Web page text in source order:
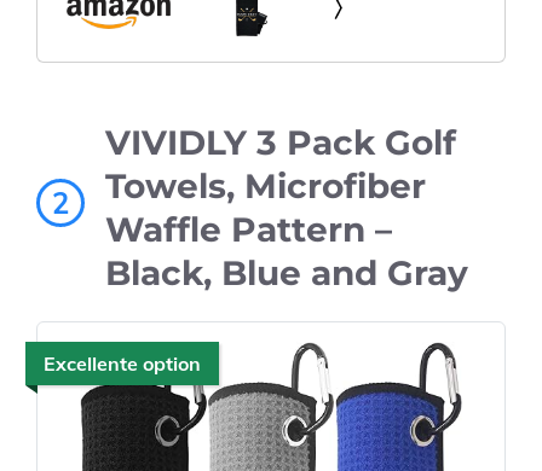
2
VIVIDLY 3 Pack Golf
Towels, Microfiber
Waffle Pattern –
Black, Blue and Gray
Excellente option